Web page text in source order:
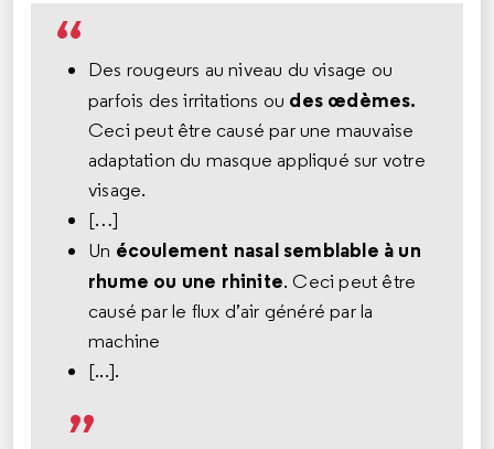
Des rougeurs au niveau du visage ou
parfois des irritations ou des œdèmes.
Ceci peut être causé par une mauvaise
adaptation du masque appliqué sur votre
visage.
[…]
Un écoulement nasal semblable à un
rhume ou une rhinite. Ceci peut être
causé par le flux d’air généré par la
machine
[...].